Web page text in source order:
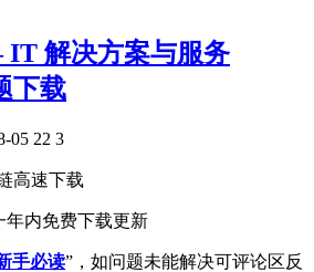
IT 解决方案与服务
下载
05 22 3
高速下载
内免费下载更新
手必读”，如问题未能解决可评论区反